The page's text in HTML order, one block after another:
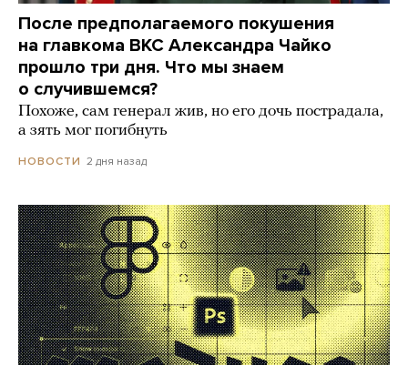
После предполагаемого покушения
на главкома ВКС Александра Чайко
прошло три дня. Что мы знаем
о случившемся?
Похоже, сам генерал жив, но его дочь пострадала,
а зять мог погибнуть
НОВОСТИ 2 дня назад